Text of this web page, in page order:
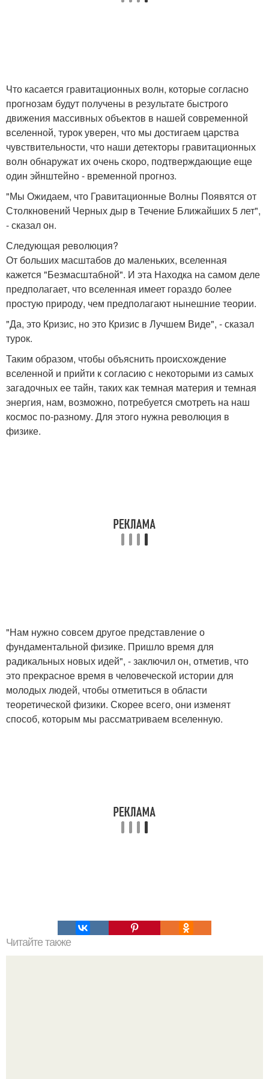
Что касается гравитационных волн, которые согласно
прогнозам будут получены в результате быстрого
движения массивных объектов в нашей современной
вселенной, турок уверен, что мы достигаем царства
чувствительности, что наши детекторы гравитационных
волн обнаружат их очень скоро, подтверждающие еще
один эйнштейно - временной прогноз.
"Мы Ожидаем, что Гравитационные Волны Появятся от
Столкновений Черных дыр в Течение Ближайших 5 лет",
- сказал он.
Следующая революция?
От больших масштабов до маленьких, вселенная
кажется "Безмасштабной". И эта Находка на самом деле
предполагает, что вселенная имеет гораздо более
простую природу, чем предполагают нынешние теории.
"Да, это Кризис, но это Кризис в Лучшем Виде", - сказал
турок.
Таким образом, чтобы объяснить происхождение
вселенной и прийти к согласию с некоторыми из самых
загадочных ее тайн, таких как темная материя и темная
энергия, нам, возможно, потребуется смотреть на наш
космос по-разному. Для этого нужна революция в
физике.
"Нам нужно совсем другое представление о
фундаментальной физике. Пришло время для
радикальных новых идей", - заключил он, отметив, что
это прекрасное время в человеческой истории для
молодых людей, чтобы отметиться в области
теоретической физики. Скорее всего, они изменят
способ, которым мы рассматриваем вселенную.
Читайте также